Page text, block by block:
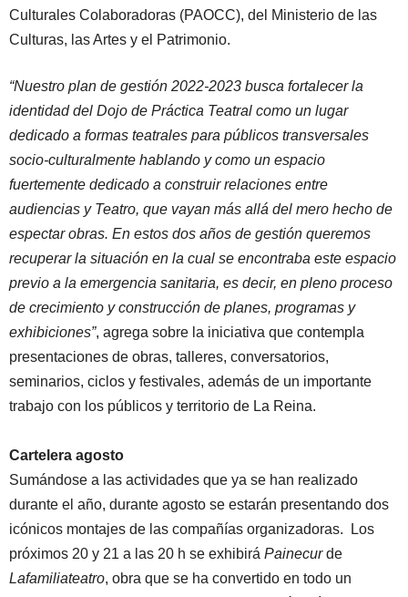
Culturales Colaboradoras (PAOCC), del Ministerio de las
Culturas, las Artes y el Patrimonio.
“​​Nuestro plan de gestión 2022-2023 busca fortalecer la
identidad del Dojo de Práctica Teatral como un lugar
dedicado a formas teatrales para públicos transversales
socio-culturalmente hablando y como un espacio
fuertemente dedicado a construir relaciones entre
audiencias y Teatro, que vayan más allá del mero hecho de
espectar obras. En estos dos años de gestión queremos
recuperar la situación en la cual se encontraba este espacio
previo a la emergencia sanitaria, es decir, en pleno proceso
de crecimiento y construcción de planes, programas y
exhibiciones”, agrega sobre la iniciativa que contempla
presentaciones de obras, talleres, conversatorios,
seminarios, ciclos y festivales, además de un importante
trabajo con los públicos y territorio de La Reina.
Cartelera agosto
Sumándose a las actividades que ya se han realizado
durante el año, durante agosto se estarán presentando dos
icónicos montajes de las compañías organizadoras. Los
próximos 20 y 21 a las 20 h se exhibirá Painecurde
Lafamiliateatro, obra que se ha convertido en todo un